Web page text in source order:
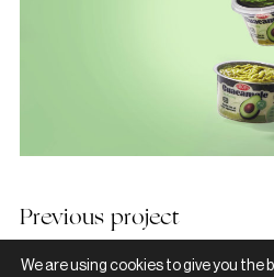
Previous project
We are using cookies to give you the